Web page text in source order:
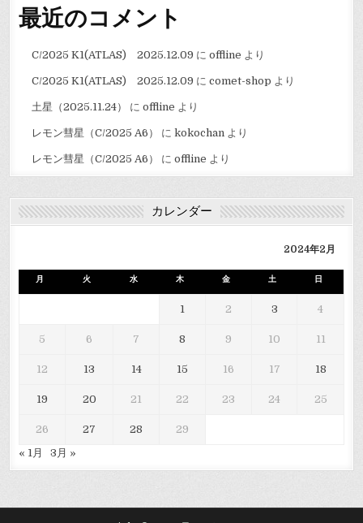
最近のコメント
C/2025 K1(ATLAS) 2025.12.09 に offline より
C/2025 K1(ATLAS) 2025.12.09 に comet-shop より
土星（2025.11.24） に offline より
レモン彗星（C/2025 A6） に kokochanより
レモン彗星（C/2025 A6） に offline より
カレンダー
2024年2月
月 火 水 木 金 土 日
1 2 3 4
5 6 7 8 9 10 11
12 13 14 15 16 17 18
19 20 21 22 23 24 25
26 27 28
29
« 1月
3月 »